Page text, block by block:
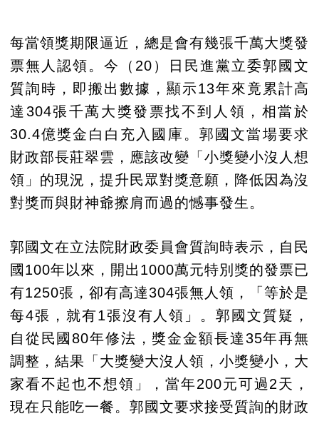
每當領獎期限逼近，總是會有幾張千萬大獎發
票無人認領。今（20）日民進黨立委郭國文
質詢時，即搬出數據，顯示13年來竟累計高
達304張千萬大獎發票找不到人領，相當於
30.4億獎金白白充入國庫。郭國文當場要求
財政部長莊翠雲，應該改變「小獎變小沒人想
領」的現況，提升民眾對獎意願，降低因為沒
對獎而與財神爺擦肩而過的憾事發生。
郭國文在立法院財政委員會質詢時表示，自民
國100年以來，開出1000萬元特別獎的發票已
有1250張，卻有高達304張無人領，「等於是
每4張，就有1張沒有人領」。郭國文質疑，
自從民國80年修法，獎金金額長達35年再無
調整，結果「大獎變大沒人領，小獎變小，大
家看不起也不想領」，當年200元可過2天，
現在只能吃一餐。郭國文要求接受質詢的財政